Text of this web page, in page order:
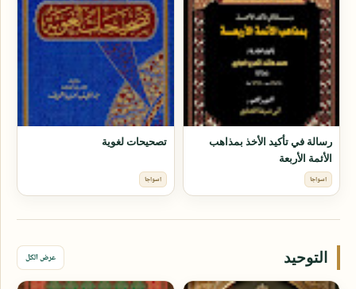
رسالة في تأكيد الأخذ بمذاهب
الأئمة الأربعة
اسواجا
تصحيحات لغوية
اسواجا
التوحيد عرض الكل